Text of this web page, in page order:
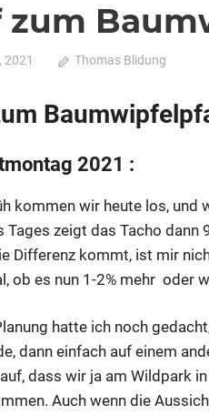
zum
2021 Thomas Blidung
2021 :
kommen wir heute los, und
Tages zeigt das Tacho dann
Differenz kommt, ist mir
ob es nun 1-2% mehr oder
hatte ich noch
dann einfach auf einem
dass wir ja am Wildpark
Auch wenn die